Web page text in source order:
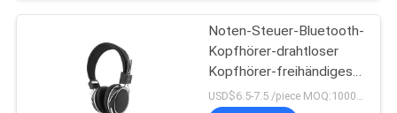
Noten-Steuer-Bluetooth-
Kopfhörer-drahtloser
Kopfhörer-freihändiges
tragbares für Sport